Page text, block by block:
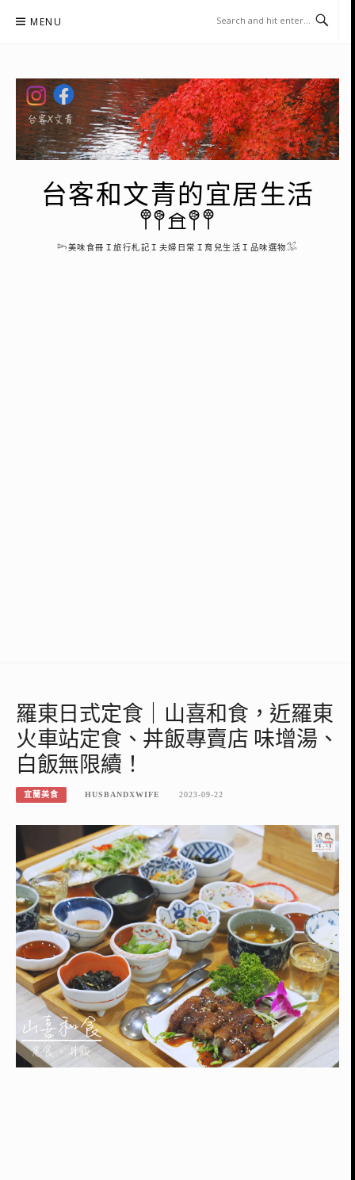
MENU
台客和文青的宜居生活
𖤣𖤥𖠿𖤥𖤣
𓆸美味食冊Ｉ旅行札記Ｉ夫婦日常Ｉ育兒生活Ｉ品味選物𓅮
羅東日式定食｜山喜和食，近羅東
火車站定食、丼飯專賣店 味增湯、
白飯無限續！
宜蘭美食 HUSBANDXWIFE 2023-09-22